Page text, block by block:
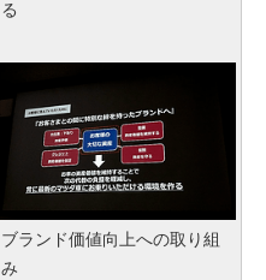
る
ブランド価値向上への取り組
み